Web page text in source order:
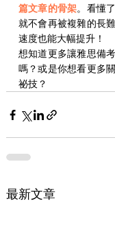
篇文章的骨架。看懂
就不會再被複雜的長
速度也能大幅提升！
想知道更多讓雅思備
嗎？或是你想看更多
祕技？
最新文章